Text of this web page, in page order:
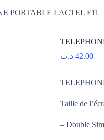
PORTABLE LACTEL F11
42.00 د.ت
Taille de
– Double Sim